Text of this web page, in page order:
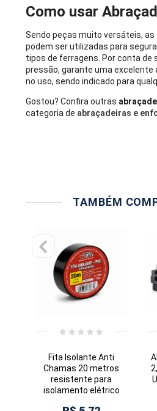
Como usar
Sendo peças muito versáteis, as
podem ser utilizadas para
tipos de ferragens. Por conta de
pressão, garante uma excelente
no uso, sendo indicado para
Gostou? Confira outras
categoria de abraçadeiras e
TAMBÉM
Fita Isolante Anti
Chamas 20 metros
resistente para
isolamento elétrico